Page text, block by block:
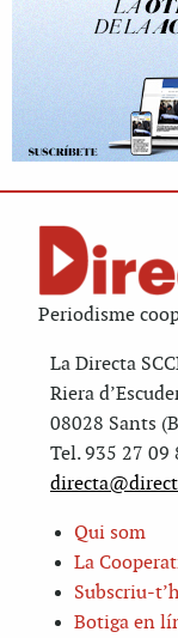
Periodisme
La Directa
Riera
08028 Sants
Tel. 935 27 09
Qui som
La
Subscriu-
Botiga en